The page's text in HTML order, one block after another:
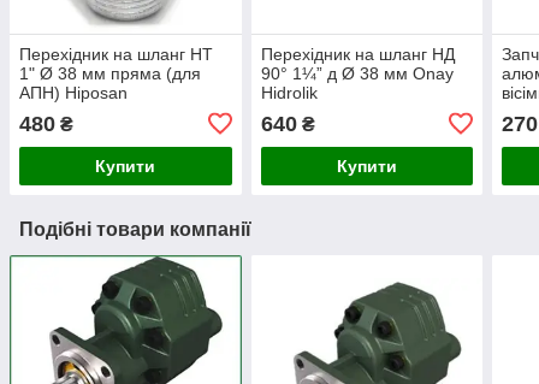
Перехідник на шланг НТ
1" Ø 38 мм пряма (для
АПН) Hiposan
480 ₴
Купити
Перехідник на шланг НД
90° 1¼” д Ø 38 мм Onay
Hidrolik
640₴
Купити
270
Подібні товари компанії